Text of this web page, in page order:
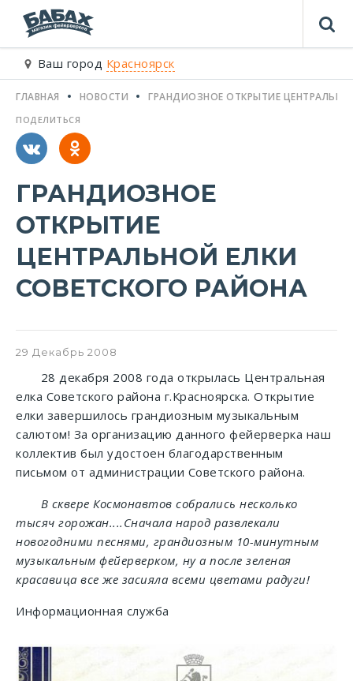
Ваш город Красноярск
ГЛАВНАЯ НОВОСТИ ГРАНДИОЗНОЕ ОТКРЫТИЕ
ГРАНДИОЗНОЕ
ОТКРЫТИЕ
ЦЕНТРАЛЬНОЙ ЕЛКИ
СОВЕТСКОГО РАЙОНА
ПОДЕЛИТЬСЯ
29 Декабрь 2008
28 декабря 2008 года открылась Центральная
елка Советского района г.Красноярска. Открытие
елки завершилось грандиозным музыкальным
салютом! За организацию данного фейерверка наш
коллектив был удостоен благодарственным
письмом от администрации Советского района.
В сквере Космонавтов собрались несколько
тысяч горожан....Сначала народ развлекали
новогодними песнями, грандиозным 10-минутным
музыкальным фейерверком, ну а после зеленая
красавица все же засияла всеми цветами радуги!
Информационная служба